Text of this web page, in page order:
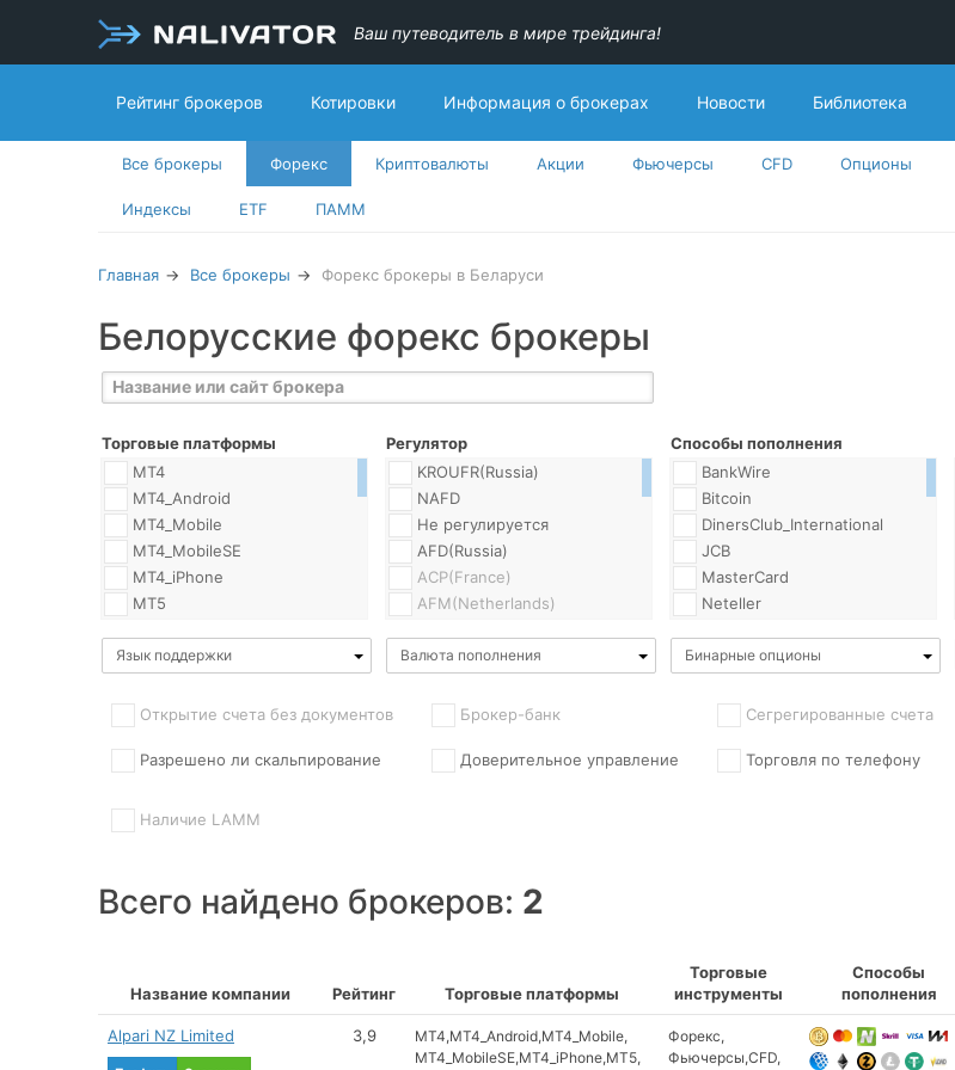
Ваш путеводитель в мире трейдинга!
Рейтинг брокеров Котировки Информация о брокерах Новости Библиотека
Все брокеры Форекс Криптовалюты Акции Фьючерсы CFD Опционы
Индексы ETF ПАММ
Главная Все брокеры Форекс брокеры в Беларуси
Белорусские форекс брокеры
Торговые платформы
MT4
MT4_Android
MT4_Mobile
MT4_MobileSE
MT4_iPhone
MT5
MT5_iPhone
ActTrader
CFD_Trader
CQG_Trader
Currensee
Direct
FXChampion
FX_Replitrader
Регулятор
KROUFR(Russia)
NAFD
Не регулируется
AFD(Russia)
ACP(France)
AFM(Netherlands)
ASIC(Australia)
CBI(Ireland)
CMC(Greece)
COMODO
CONSOB(Italy)
CySEC(Cyprus)
EUEDEX(BVI)
Способы пополнения
BankWire
Bitcoin
DinersClub_International
JCB
MasterCard
Neteller
Skrill
W1
Yoomoney
Alfa_Bank
AltTelecom
American_Express
Anelik
Язык поддержки Валюта пополнения Бинарные опционы
Открытие счета без документов
Разрешено ли скальпирование
Брокер-банк
Доверительное управление
Сегрегированные счета
Торговля по телефону
Наличие LAMM
Всего найдено брокеров: 2
Название компании Рейтинг Торговые платформы
Торговые
инструменты
Способы
пополнения
Alpari NZ Limited 3,9 MT4 MT4_Android MT4_Mobile
MT4_MobileSE MT4_iPhone MT5
Форекс
Фьючерсы CFD